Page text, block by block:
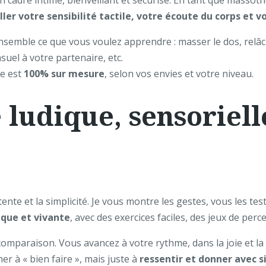
votre sensibilité tactile, votre écoute du corps et
ce que vous voulez apprendre : masser le dos,
à votre partenaire, etc.
est 100% sur mesure, selon vos envies et votre niveau.
et la simplicité. Je vous montre les gestes, vous les
et vivante, avec des exercices faciles, des jeux de
Vous avancez à votre rythme, dans la joie et
à « bien faire », mais juste à ressentir et donner avec